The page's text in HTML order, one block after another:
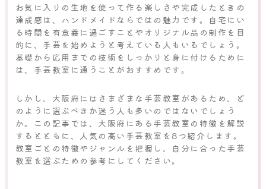
お気に入りの生地を使って作る楽しさや完成したときの
達成感は、ハンドメイドならではの魅力です。自宅にい
る時間を有意義に過ごすことやオリジナル品の制作を目
的に、手芸を始めようと考えている人もいるでしょう。
基礎から応用までの技術をしっかりと身に付けるために
は、手芸教室に通うことがおすすめです。
しかし、大阪府にはさまざまな手芸教室があるため、ど
のように選ぶべきか迷う人も多いのではないでしょう
か。この記事では、大阪府にある手芸教室の特徴を解説
するとともに、人気の高い手芸教室を8つ紹介します。
教室ごとの特徴やジャンルを把握し、自分に合った手芸
教室を選ぶための参考にしてください。